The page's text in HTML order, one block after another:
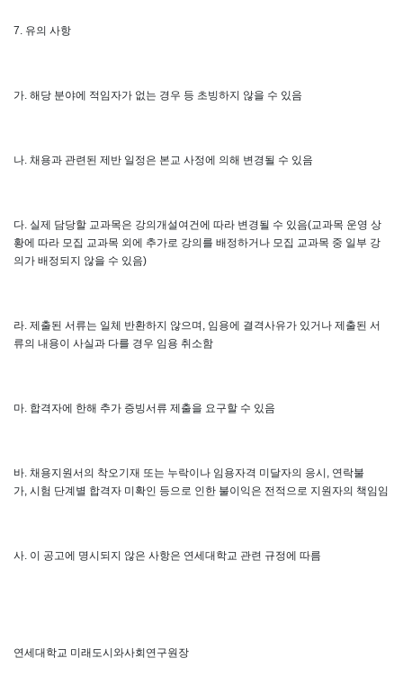
7. 유의 사항
가 해당 분야에 적임자가 없는 경우 등 초빙하지 않을 수 있음
나 채용과 관련된 제반 일정은 본교 사정에 의해 변경될 수 있음
다 실제 담당할 교과목은 강의개설여건에 따라 변경될 수 있음(교과목 운영 상
황에 따라 모집 교과목 외에 추가로 강의를 배정하거나 모집 교과목 중 일부 강
의가 배정되지 않을 수 있음)
라 제출된 서류는 일체 반환하지 않으며 임용에 결격사유가 있거나 제출된 서
류의 내용이 사실과 다를 경우 임용 취소함
마 합격자에 한해 추가 증빙서류 제출을 요구할 수 있음
바 채용지원서의 착오기재 또는 누락이나 임용자격 미달자의 응시 연락불
가 시험 단계별 합격자 미확인 등으로 인한 불이익은 전적으로 지원자의 책임임
사 이 공고에 명시되지 않은 사항은 연세대학교 관련 규정에 따름
연세대학교 미래도시와사회연구원장